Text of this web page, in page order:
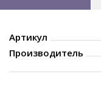
Артикул
Производитель